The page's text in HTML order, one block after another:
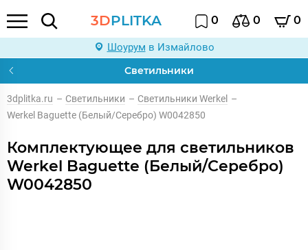
3DPLITKA 0 0 0
Шоурум в Измайлово
Светильники
3dplitka.ru – Светильники – Светильники Werkel –
Werkel Baguette (Белый/Серебро) W0042850
Комплектующее для светильников
Werkel Baguette (Белый/Серебро)
W0042850